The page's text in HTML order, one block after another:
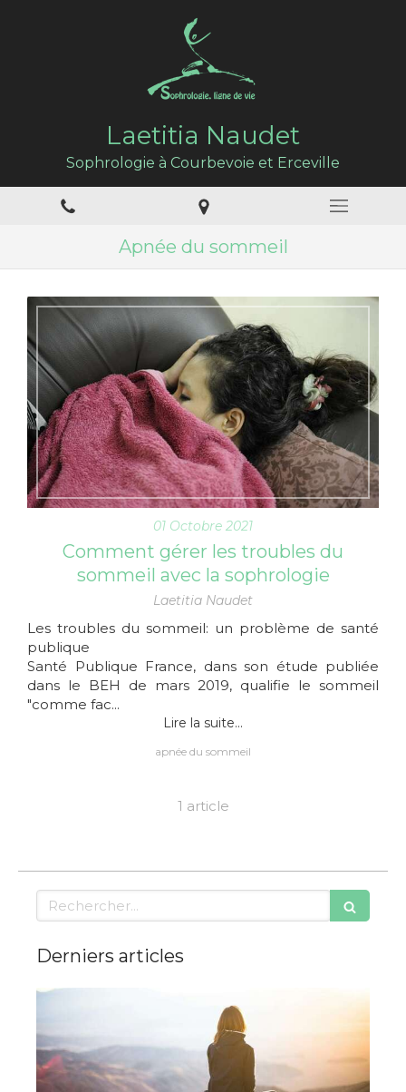
Laetitia Naudet
Sophrologie à Courbevoie et Erceville
Apnée du sommeil
01 Octobre 2021
Comment gérer les troubles du
sommeil avec la sophrologie
Laetitia Naudet
Les troubles du sommeil: un problème de santé
publique
Santé Publique France, dans son étude publiée
dans le BEH de mars 2019, qualifie le sommeil
"comme fac...
Lire la suite...
apnée du sommeil
1 article
Rechercher
Derniers articles